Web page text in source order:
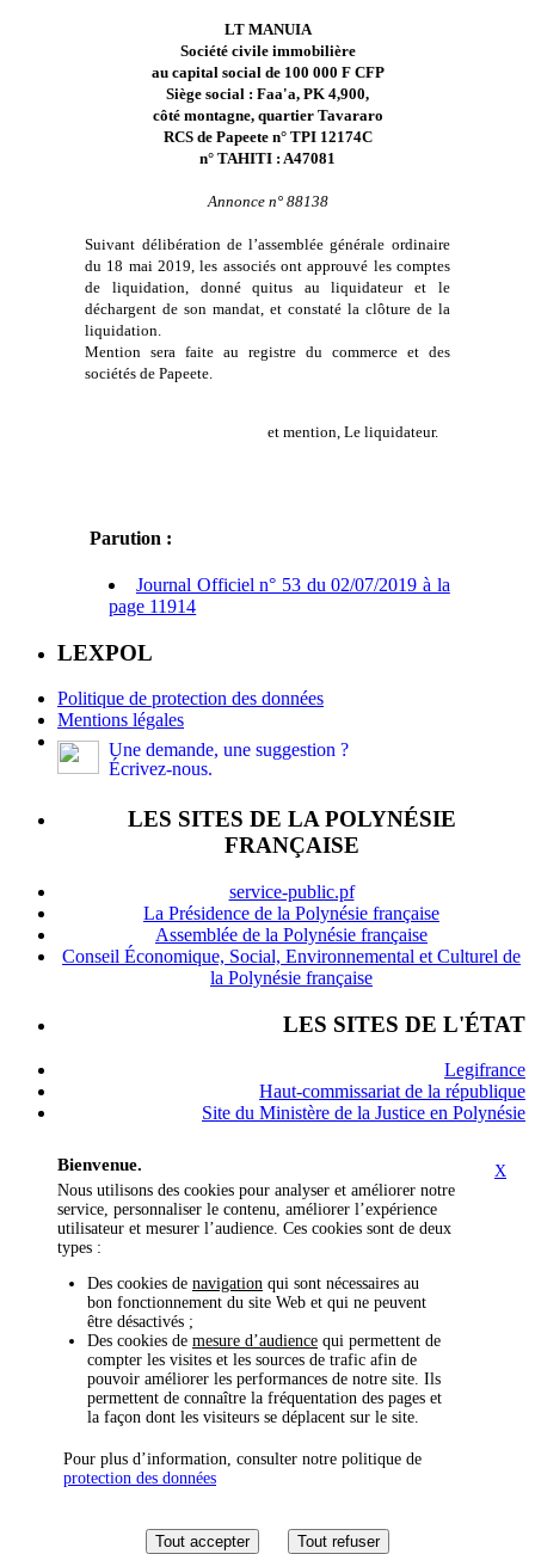
LT MANUIA
Société civile immobilière
au capital social de 100 000 F CFP
Siège social : Faa'a, PK 4,900,
côté montagne, quartier Tavararo
RCS de Papeete n° TPI 12174C
n° TAHITI : A47081
Annonce n° 88138
Suivant délibération de l’assemblée générale ordinaire
du 18 mai 2019, les associés ont approuvé les comptes
de liquidation, donné quitus au liquidateur et le
déchargent de son mandat, et constaté la clôture de la
liquidation.
Mention sera faite au registre du commerce et des
sociétés de Papeete.
et mention, Le liquidateur.
Parution :
Journal Officiel n° 53 du 02/07/2019 à la
page 11914
LEXPOL
Politique de protection des données
Mentions légales
Une demande, une suggestion ?
Écrivez-nous.
LES SITES DE LA POLYNÉSIE
FRANÇAISE
service-public.pf
La Présidence de la Polynésie française
Assemblée de la Polynésie française
Conseil Économique, Social, Environnemental et Culturel de
la Polynésie française
LES SITES DE L'ÉTAT
Legifrance
Haut-commissariat de la république
Site du Ministère de la Justice en Polynésie
X
Bienvenue.
Nous utilisons des cookies pour analyser et améliorer notre
service, personnaliser le contenu, améliorer l’expérience
utilisateur et mesurer l’audience. Ces cookies sont de deux
types :
Des cookies de navigation qui sont nécessaires au
bon fonctionnement du site Web et qui ne peuvent
être désactivés ;
Des cookies de mesure d’audience qui permettent de
compter les visites et les sources de trafic afin de
pouvoir améliorer les performances de notre site. Ils
permettent de connaître la fréquentation des pages et
la façon dont les visiteurs se déplacent sur le site.
Pour plus d’information, consulter notre politique de
protection des données
Tout accepter Tout refuser